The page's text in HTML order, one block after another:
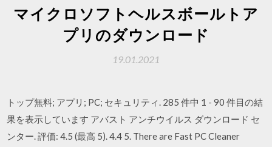
マイクロソフトヘルスボールトア
プリのダウンロード
19.01.2021
トップ無料; アプリ; PC; セキュリティ. 285 件中 1 - 90 件目の結
果を表示しています アバスト アンチウイルス ダウンロード セ
ンター. 評価: 4.5 (最高 5). 4.4 5. There are Fast PC Cleaner